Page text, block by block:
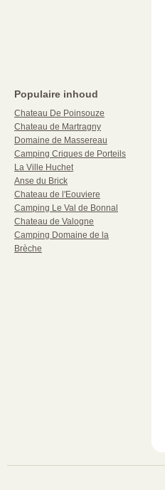
Populaire inhoud
Chateau De Poinsouze
Chateau de Martragny
Domaine de Massereau
Camping Criques de Porteils
La Ville Huchet
Anse du Brick
Chateau de l'Eouviere
Camping Le Val de Bonnal
Chateau de Valogne
Camping Domaine de la
Brèche